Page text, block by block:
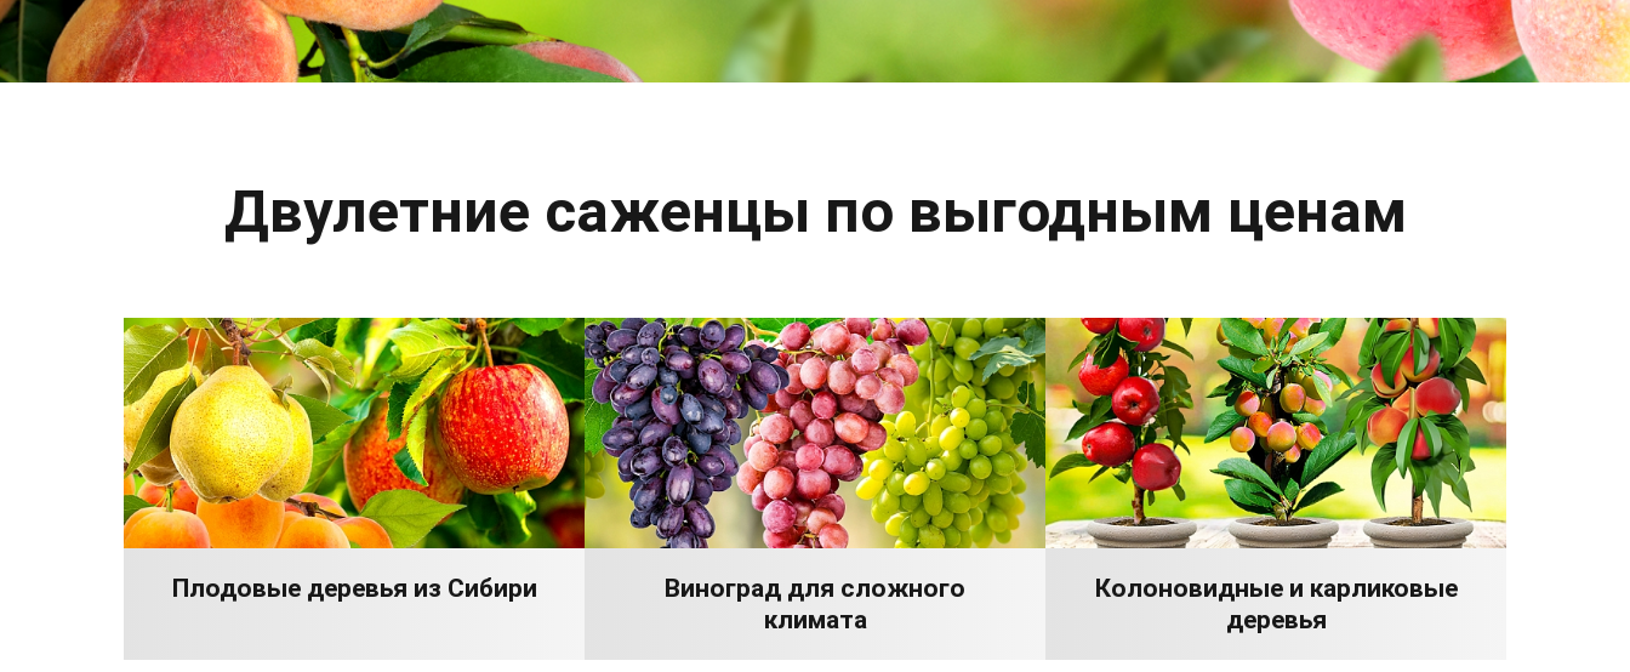
Двулетние саженцы по выгодным ценам
Плодовые деревья из Сибири
Виноград для сложного
климата
Колоновидные и карликовые
деревья